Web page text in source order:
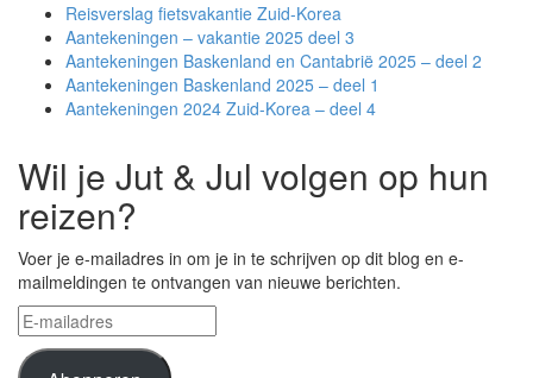
Reisverslag fietsvakantie Zuid-Korea
Aantekeningen – vakantie 2025 deel 3
Aantekeningen Baskenland en Cantabrië 2025 – deel 2
Aantekeningen Baskenland 2025 – deel 1
Aantekeningen 2024 Zuid-Korea – deel 4
Wil je Jut & Jul volgen op hun
reizen?
Voer je e-mailadres in om je in te schrijven op dit blog en e-
mailmeldingen te ontvangen van nieuwe berichten.
E-
mailadres